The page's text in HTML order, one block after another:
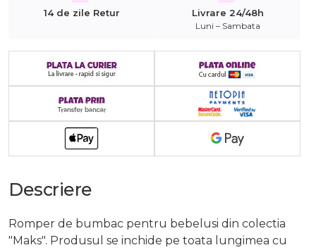
14 de zile Retur Livrare 24/48h
Luni – Sambata
Descriere
Romper de bumbac pentru bebelusi din colectia
"Maks". Produsul se inchide pe toata lungimea cu